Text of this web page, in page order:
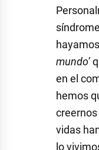
mundo’
en el
hemos
vidas
lo